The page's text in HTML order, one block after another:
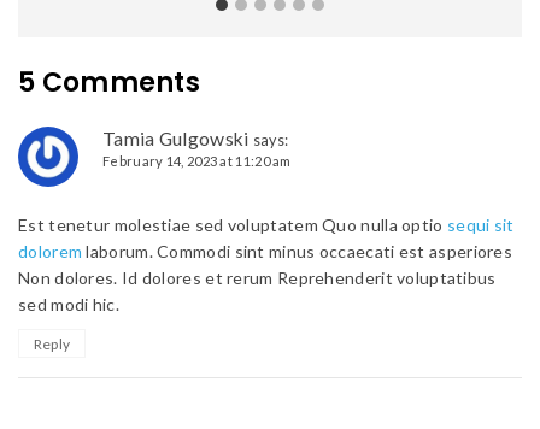
5 Comments
Tamia Gulgowski says:
February 14, 2023 at 11:20 am
Est tenetur molestiae sed voluptatem Quo nulla optio sequi sit
dolorem laborum. Commodi sint minus occaecati est asperiores
Non dolores. Id dolores et rerum Reprehenderit voluptatibus
sed modi hic.
Reply